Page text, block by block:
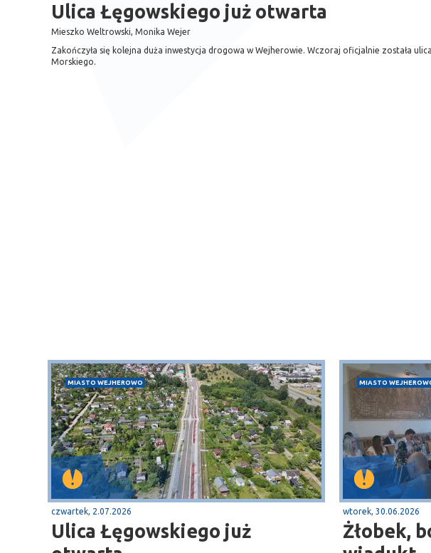
Ulica Łęgowskiego już otwarta
Mieszko Weltrowski, Monika Wejer
Zakończyła się kolejna duża inwestycja drogowa w Wejherowie. Wczoraj oficjalnie została
Morskiego.
MIASTO WEJHEROWO
czwartek, 2.07.2026
Ulica Łęgowskiego już
MIASTO
wtorek, 30.06.2026
Żłobek,